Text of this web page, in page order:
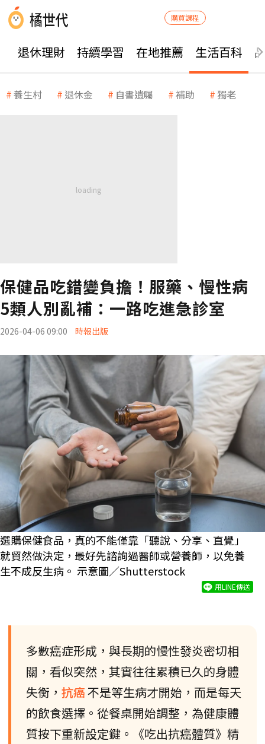
購買課程
退休理財 持續學習 在地推薦 生活百科
養生村 退休金 自書遺囑 補助 獨老
保健品吃錯變負擔！服藥、慢性病
5類人別亂補：一路吃進急診室
2026-04-06 09:00 時報出版
選購保健食品，真的不能僅靠「聽說、分享、直覺」
就貿然做決定，最好先諮詢過醫師或營養師，以免養
生不成反生病。 示意圖／Shutterstock
用LINE傳送
多數癌症形成，與長期的慢性發炎密切相
關，看似突然，其實往往累積已久的身體
失衡， 抗癌不是等生病才開始，而是每天
的飲食選擇。從餐桌開始調整，為健康體
質按下重新設定鍵。《吃出抗癌體質》精